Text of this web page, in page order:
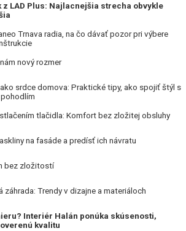
LAD Plus: Najlacnejšia strecha obvykle
Trnava radia, na čo dávať pozor pri výbere
nový rozmer
srdce domova: Praktické tipy, ako spojiť štýl s
tlačidla: Komfort bez zložitej obsluhy
na fasáde a predísť ich návratu
bez zložitostí
záhrada: Trendy v dizajne a materiáloch
Interiér Halán ponúka skúsenosti,
kvalitu